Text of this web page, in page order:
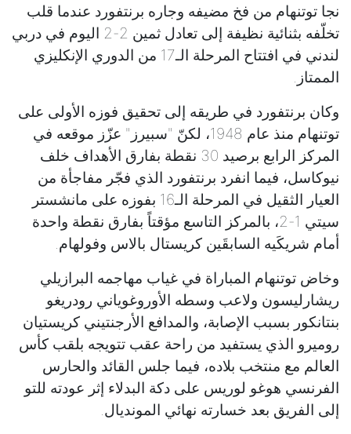
نجا توتنهام من فخ مضيفه وجاره برنتفورد عندما قلب
تخلّفه بثنائية نظيفة إلى تعادل ثمين 2-2 اليوم في دربي
لندني في افتتاح المرحلة الـ17 من الدوري الإنكليزي
الممتاز.
وكان برنتفورد في طريقه إلى تحقيق فوزه الأولى على
توتنهام منذ عام 1948، لكنّ "سبيرز" عزّز موقعه في
المركز الرابع برصيد 30 نقطة بفارق الأهداف خلف
نيوكاسل، فيما انفرد برنتفورد الذي فجّر مفاجأة من
العيار الثقيل في المرحلة الـ16 بفوزه على مانشستر
سيتي 1-2، بالمركز التاسع مؤقتاً بفارق نقطة واحدة
أمام شريكَيه السابقَين كريستال بالاس وفولهام.
وخاض توتنهام المباراة في غياب مهاجمه البرازيلي
ريشارليسون ولاعب وسطه الأوروغوياني رودريغو
بنتانكور بسبب الإصابة، والمدافع الأرجنتيني كريستيان
روميرو الذي يستفيد من راحة عقب تتويجه بلقب كأس
العالم مع منتخب بلاده، فيما جلس القائد والحارس
الفرنسي هوغو لوريس على دكة البدلاء إثر عودته للتو
إلى الفريق بعد خسارته نهائي المونديال.